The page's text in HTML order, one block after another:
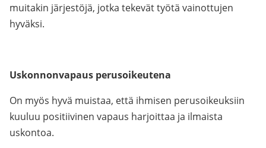
muitakin järjestöjä, jotka tekevät työtä vainottujen
hyväksi.
Uskonnonvapaus perusoikeutena
On myös hyvä muistaa, että ihmisen perusoikeuksiin
kuuluu positiivinen vapaus harjoittaa ja ilmaista
uskontoa.